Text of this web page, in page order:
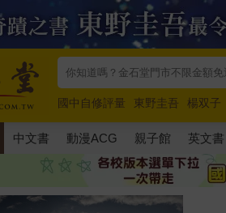
國中自修評量 東野圭吾 楊双子
唯紅花綻放
奧德賽 路邊攤新作
中文書 動漫ACG 親子館 英文書